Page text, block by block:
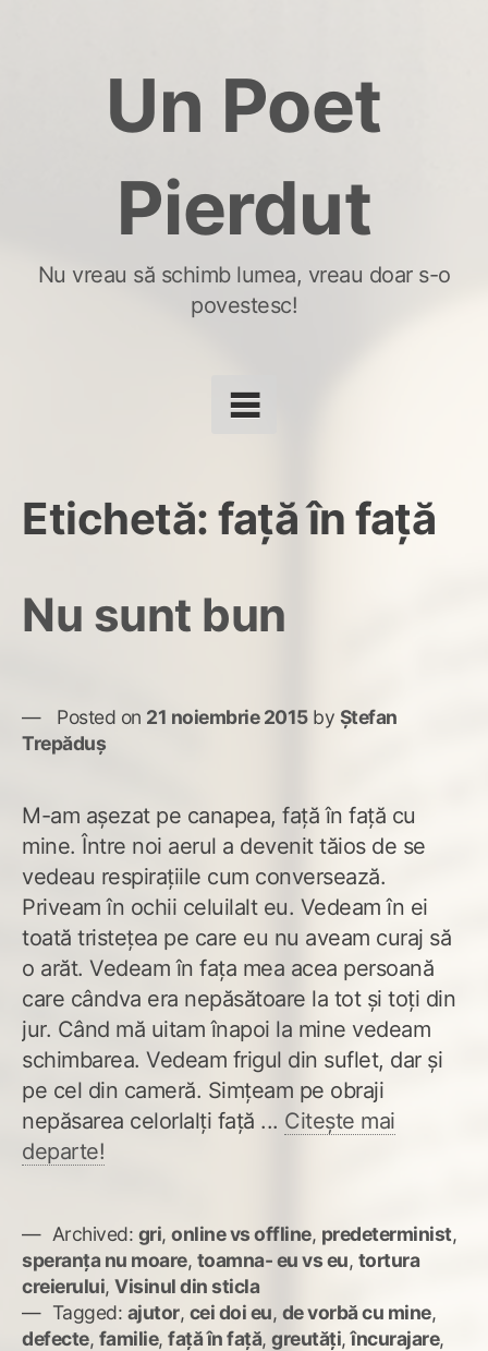
Un Poet
Pierdut
Nu vreau să schimb lumea, vreau doar s-o
povestesc!
Etichetă: față în față
Nu sunt bun
Posted on 21 noiembrie 2015by Ștefan
Trepăduș
M-am așezat pe canapea, față în față cu
mine. Între noi aerul a devenit tăios de se
vedeau respirațiile cum conversează.
Priveam în ochii celuilalt eu. Vedeam în ei
toată tristețea pe care eu nu aveam curaj să
o arăt. Vedeam în fața mea acea persoană
care cândva era nepăsătoare la tot și toți din
jur. Când mă uitam înapoi la mine vedeam
schimbarea. Vedeam frigul din suflet, dar și
pe cel din cameră. Simțeam pe obraji
nepăsarea celorlalți față ... Citește mai
departe!
Archived: gri, online vs offline, predeterminist,
speranța nu moare, toamna- eu vs eu, tortura
creierului, Visinul din sticla
Tagged: ajutor, cei doi eu, de vorbă cu mine,
defecte, familie, față în față, greutăți,încurajare,